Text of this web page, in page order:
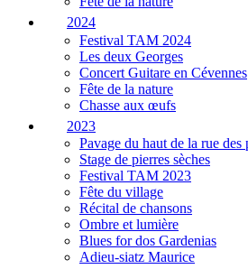
2024
Festival TAM 2024
Les deux Georges
Concert Guitare en Cévennes
Fête de la nature
Chasse aux œufs
2023
Pavage du haut de la rue des
Stage de pierres sèches
Festival TAM 2023
Fête du village
Récital de chansons
Ombre et lumière
Blues for dos Gardenias
Adieu-siatz Maurice